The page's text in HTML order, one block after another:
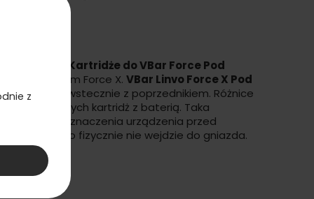
Kartridże do VBar Force Pod
z modelem Force X. VBar Linvo Force X Pod
wstecznie z poprzednikiem. Różnice
łączących kartridż z baterią. Taka
oznaczenia urządzenia przed
kartridża, bo fizycznie nie wejdzie do gniazda.
z